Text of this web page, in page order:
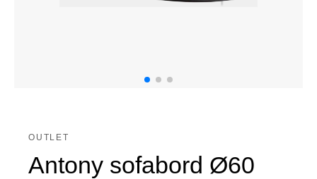
OUTLET
Antony sofabord Ø60